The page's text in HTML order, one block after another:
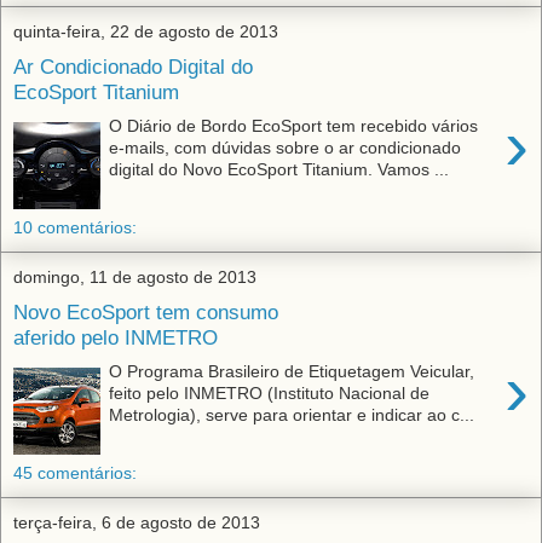
quinta-feira, 22 de agosto de 2013
Ar Condicionado Digital do
EcoSport Titanium
›
O Diário de Bordo EcoSport tem recebido vários
e-mails, com dúvidas sobre o ar condicionado
digital do Novo EcoSport Titanium. Vamos ...
10 comentários:
domingo, 11 de agosto de 2013
Novo EcoSport tem consumo
aferido pelo INMETRO
›
O Programa Brasileiro de Etiquetagem Veicular,
feito pelo INMETRO (Instituto Nacional de
Metrologia), serve para orientar e indicar ao c...
45 comentários:
terça-feira, 6 de agosto de 2013